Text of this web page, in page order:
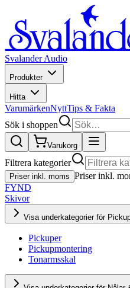
Svalander Audio
Produkter
Hitta
VarumärkenNyttTips & Fakta
Sök i shoppen
Varukorg
Filtrera kategorier
Priser inkl. moms Priser inkl.
FYND
Skivor
Visa underkategorier för
Pickuper
Pickupmontering
Tonarmsskal